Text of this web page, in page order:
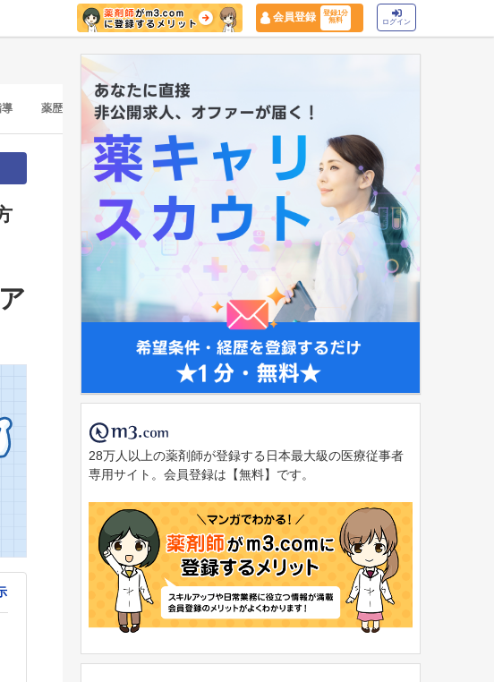
会員登録
登録1分
無料
ログイン
導 薬歴 マイナ保険証
28万人以上の薬剤師が登録する日本最大級の医療従事者
専用サイト。会員登録は【無料】です。